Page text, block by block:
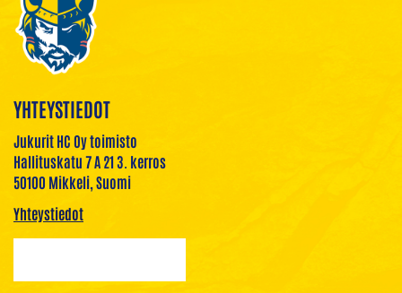
YHTEYSTIEDOT
Jukurit HC Oy toimisto
Hallituskatu 7 A 21 3. kerros
50100 Mikkeli, Suomi
Yhteystiedot